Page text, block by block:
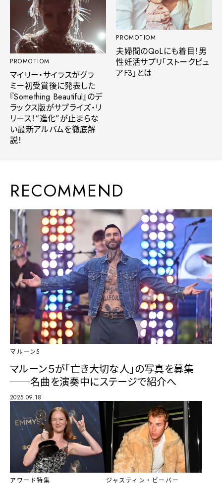
PROMOTIOM
マイリー・サイラスがグラ
ミー初受賞後に発表した
『Something Beautiful』のデ
ラックス版がサプライズ・リ
リース！“進化”が止まらな
い最新アルバムを徹底解
説！
PROMOTIOM
夫婦間のQoLにも着目！男
性妊活サプリ「ストークピュ
アF3」とは
RECOMMEND
マルーン5
マルーン５が「亡き大切な人」の写真を募集
──名曲を演奏中にステージで紹介へ
2025.09.18
アワード特集 ジャスティン・ビーバー